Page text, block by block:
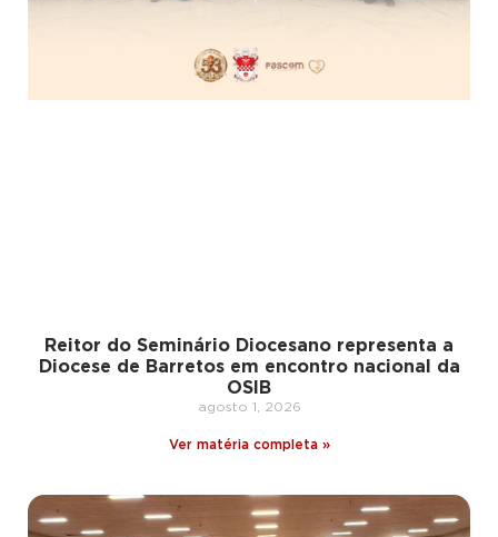
Reitor do Seminário Diocesano representa a
Diocese de Barretos em encontro nacional da
OSIB
agosto 1, 2026
Ver matéria completa »